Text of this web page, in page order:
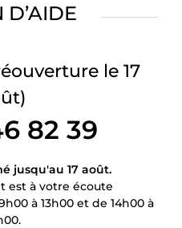
D’AIDE
le 17
82 39
jusqu'au 17 août.
est à votre écoute
à 13h00 et de 14h00 à